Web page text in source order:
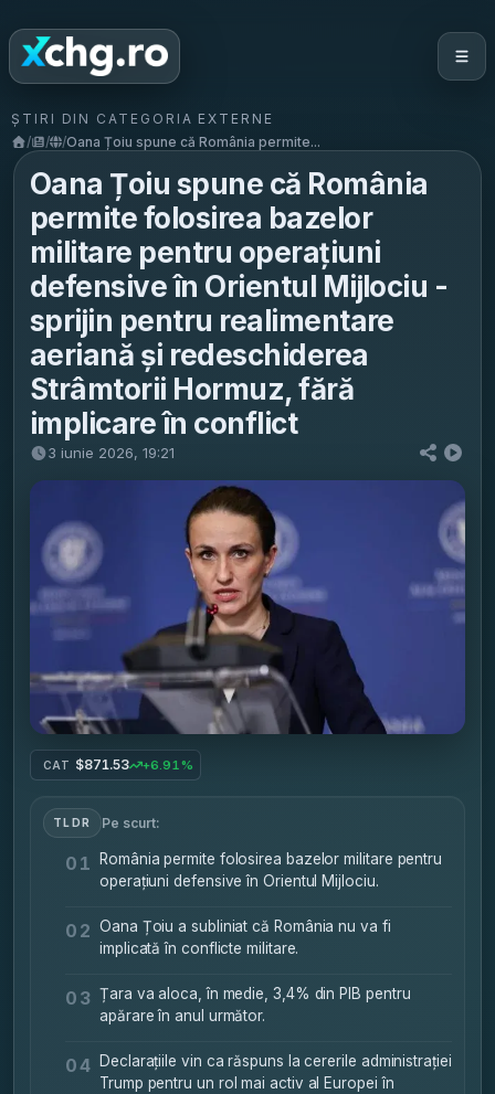
ȘTIRI DIN CATEGORIA EXTERNE
/
/ /Oana Țoiu spune că România permite...
Oana Țoiu spune că România
permite folosirea bazelor
militare pentru operațiuni
defensive în Orientul Mijlociu -
sprijin pentru realimentare
aeriană și redeschiderea
Strâmtorii Hormuz, fără
implicare în conflict
3 iunie 2026, 19:21
CAT $871.53 +6.91%
TLDR Pe scurt:
01
România permite folosirea bazelor militare pentru
operațiuni defensive în Orientul Mijlociu.
02 Oana Țoiu a subliniat că România nu va fi
implicată în conflicte militare.
03 Țara va aloca, în medie, 3,4% din PIB pentru
apărare în anul următor.
04
Declarațiile vin ca răspuns la cererile administrației
Trump pentru un rol mai activ al Europei în